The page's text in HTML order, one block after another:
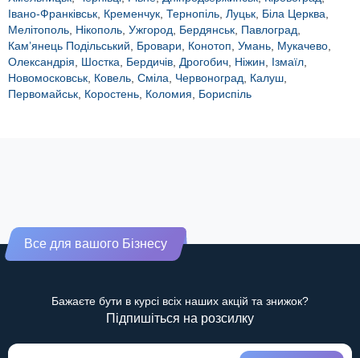
Івано-Франківськ Кременчук Тернопіль Луцьк Біла Церква
Мелітополь Нікополь Ужгород Бердянськ Павлоград
Кам’янець Подільський
Бровари Конотоп Умань Мукачево
Олександрія
Шостка Бердичів Дрогобич Ніжин Ізмаїл
Новомосковськ Ковель Сміла Червоноград Калуш
Первомайськ Коростень Коломия Бориспіль
Все для вашого Бізнесу
Бажаєте бути в курсі всіх наших акцій та знижок?
Підпишіться на розсилку